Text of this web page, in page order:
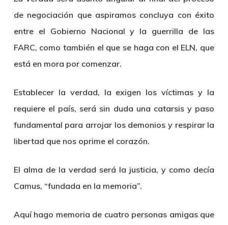
de negociación que aspiramos concluya con éxito
entre el Gobierno Nacional y la guerrilla de las
FARC, como también el que se haga con el ELN, que
está en mora por comenzar.
Establecer la verdad, la exigen los víctimas y la
requiere el país, será sin duda una catarsis y paso
fundamental para arrojar los demonios y respirar la
libertad que nos oprime el corazón.
El alma de la verdad será la justicia, y como decía
Camus, “fundada en la memoria”.
Aquí hago memoria de cuatro personas amigas que